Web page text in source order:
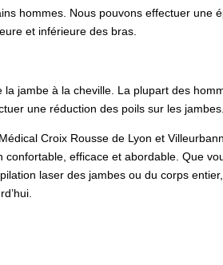
hommes. Nous pouvons effectuer une
et inférieure des bras.
jambe à la cheville. La plupart des
une réduction des poils sur les jambes.
Croix Rousse de Lyon et
efficace et abordable. Que
laser des jambes ou du corps